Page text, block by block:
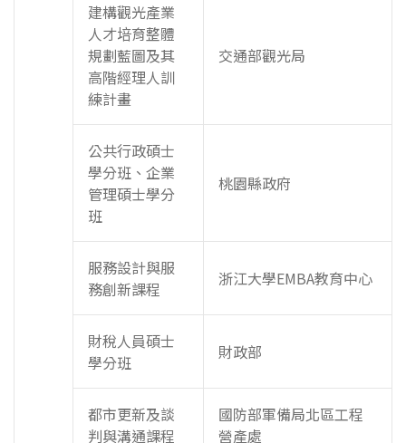
建構觀光產業
人才培育整體
規劃藍圖及其
高階經理人訓
練計畫
交通部觀光局
公共行政碩士
學分班、企業
管理碩士學分
班
桃園縣政府
服務設計與服
務創新課程
浙江大學EMBA教育中心
財稅人員碩士
學分班
財政部
都市更新及談
判與溝通課程
國防部軍備局北區工程
營產處